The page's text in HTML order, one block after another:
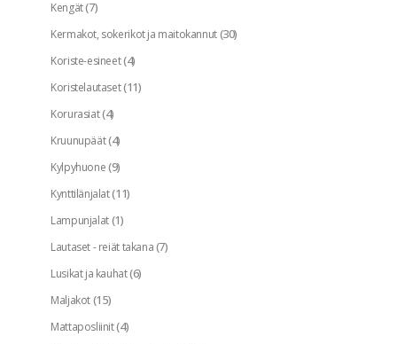
Kengät(7)
Kermakot, sokerikot ja maitokannut(30)
Koriste-esineet(4)
Koristelautaset(11)
Korurasiat(4)
Kruunupäät(4)
Kylpyhuone(9)
Kynttilänjalat(11)
Lampunjalat(1)
Lautaset - reiät takana(7)
Lusikat ja kauhat(6)
Maljakot(15)
Mattaposliinit(4)